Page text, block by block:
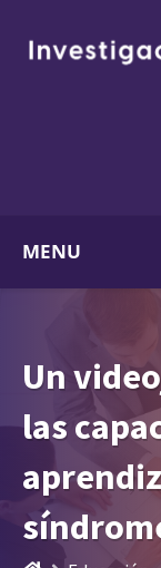
MENU
Un
las